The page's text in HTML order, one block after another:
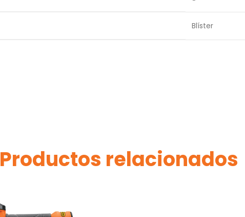
Blíster
Productos relacionados